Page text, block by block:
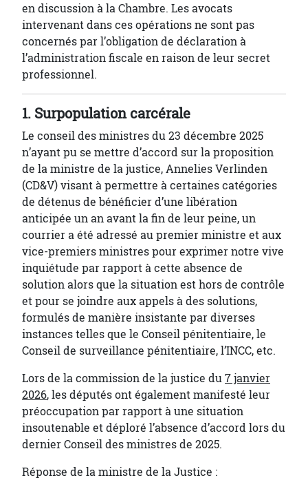
en discussion à la Chambre. Les avocats
intervenant dans ces opérations ne sont pas
concernés par l’obligation de déclaration à
l’administration fiscale en raison de leur secret
professionnel.
1. Surpopulation carcérale
Le conseil des ministres du 23 décembre 2025
n’ayant pu se mettre d’accord sur la proposition
de la ministre de la justice, Annelies Verlinden
(CD&V) visant à permettre à certaines catégories
de détenus de bénéficier d’une libération
anticipée un an avant la fin de leur peine, un
courrier a été adressé au premier ministre et aux
vice-premiers ministres pour exprimer notre vive
inquiétude par rapport à cette absence de
solution alors que la situation est hors de contrôle
et pour se joindre aux appels à des solutions,
formulés de manière insistante par diverses
instances telles que le Conseil pénitentiaire, le
Conseil de surveillance pénitentiaire, l’INCC, etc.
Lors de la commission de la justice du7 janvier
2026, les députés ont également manifesté leur
préoccupation par rapport à une situation
insoutenable et déploré l’absence d’accord lors du
dernier Conseil des ministres de 2025.
Réponse de la ministre de la Justice :